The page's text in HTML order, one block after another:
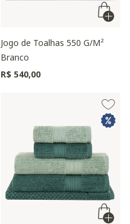
Jogo de Toalhas 550 G/M²
Branco
R$ 540,00